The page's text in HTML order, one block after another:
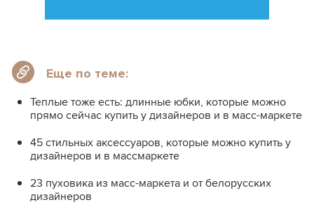
Еще по теме:
Теплые тоже есть: длинные юбки, которые можно
прямо сейчас купить у дизайнеров и в масс-маркете
45 стильных аксессуаров, которые можно купить у
дизайнеров и в массмаркете
23 пуховика из масс-маркета и от белорусских
дизайнеров